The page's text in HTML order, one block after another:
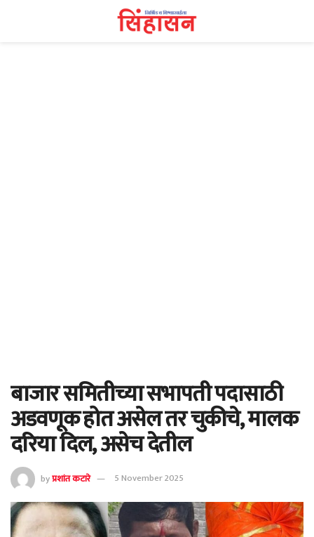
बाजार समितीच्या सभापती पदासाठी
अडवणूक होत असेल तर चुकीचे, मालक
दरिया दिल, असेच देतील
byप्रशांत कटारे 5 November 2025